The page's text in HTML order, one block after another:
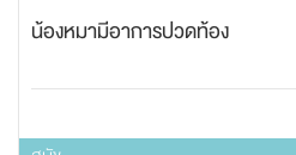
น้องหมามีอาการปวดท้อง